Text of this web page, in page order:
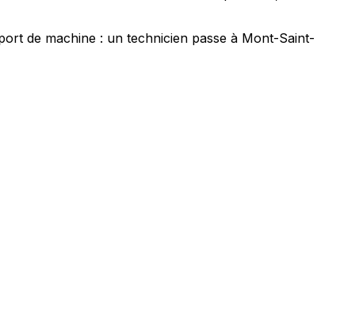
de machine : un technicien passe à Mont-Saint-